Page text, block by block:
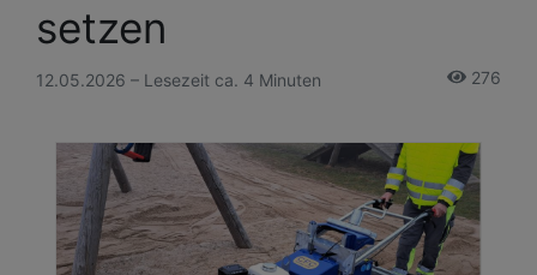
setzen
12.05.2026 – Lesezeit ca. 4 Minuten 276